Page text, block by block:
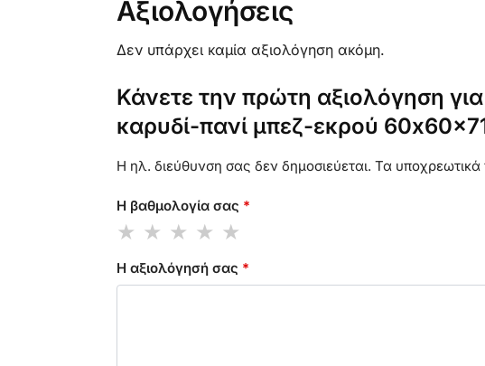
Αξιολογήσεις
Δεν υπάρχει καμία αξιολόγηση ακόμη.
Κάνετε την πρώτη αξιολόγηση
καρυδί-πανί μπεζ-εκρού
Η ηλ. διεύθυνση σας δεν δημοσιεύεται. Τα υποχρεωτικά
Η βαθμολογία σας *
Η αξιολόγησή σας *